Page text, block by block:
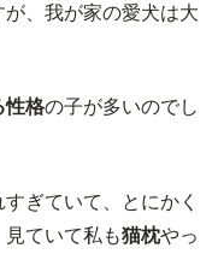
、我が家の愛犬は大
性格の子が多いのでし
すぎていて、とにかく
ていて私も猫枕やっ